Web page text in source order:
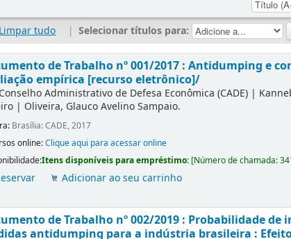
Limpar tudo | Selecionar títulos para:
de Trabalho nº 001/2017 : Antidumping e
empírica [recurso eletrônico]/
Conselho Administrativo de Defesa Econômica (CADE) |
| Oliveira, Glauco Avelino Sampaio.
Brasília: CADE, 2017
online:Clique aqui para acessar online
Itens disponíveis para empréstimo: [Número de chamada:
Adicionar ao seu carrinho
de Trabalho nº 002/2019 : Probabilidade de
antidumping para a indústria brasileira :